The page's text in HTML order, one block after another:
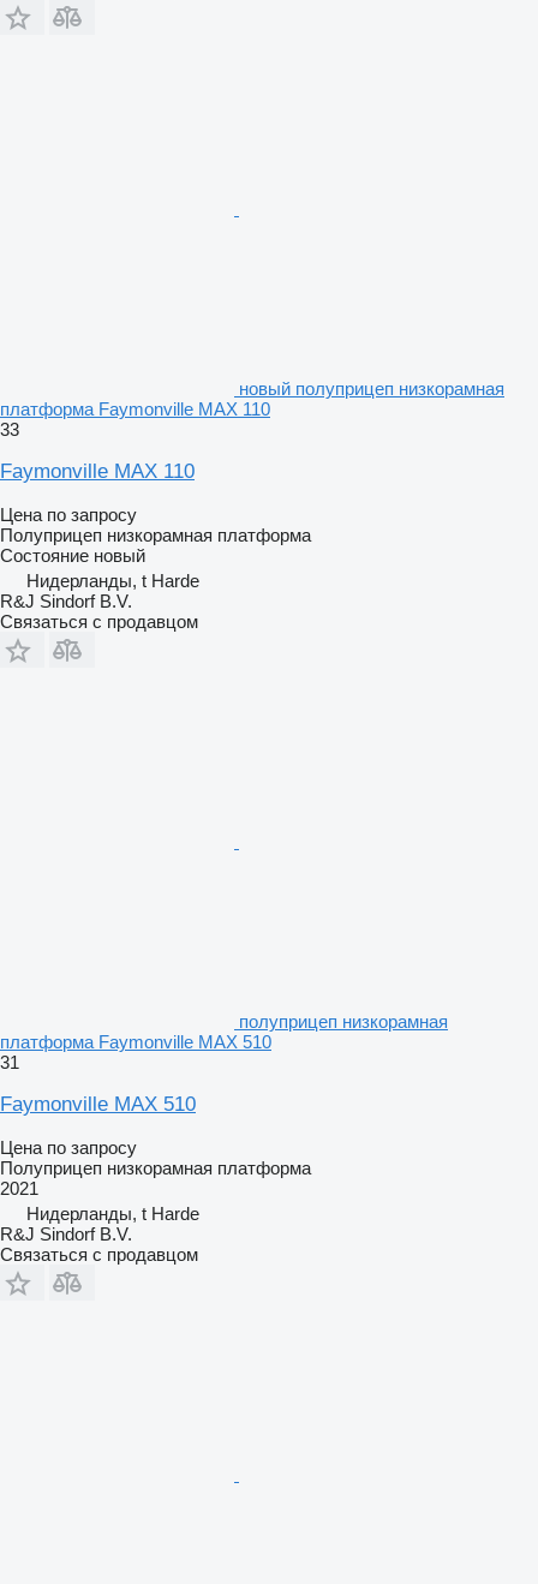
новый полуприцеп низкорамная
платформа Faymonville MAX 110
33
Faymonville MAX 110
Цена по запросу
Полуприцеп низкорамная платформа
Состояние новый
Нидерланды, t Harde
R&J Sindorf B.V.
Связаться с продавцом
полуприцеп низкорамная
платформа Faymonville MAX 510
31
Faymonville MAX 510
Цена по запросу
Полуприцеп низкорамная платформа
2021
Нидерланды, t Harde
R&J Sindorf B.V.
Связаться с продавцом